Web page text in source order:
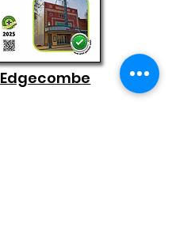
Edgecombe